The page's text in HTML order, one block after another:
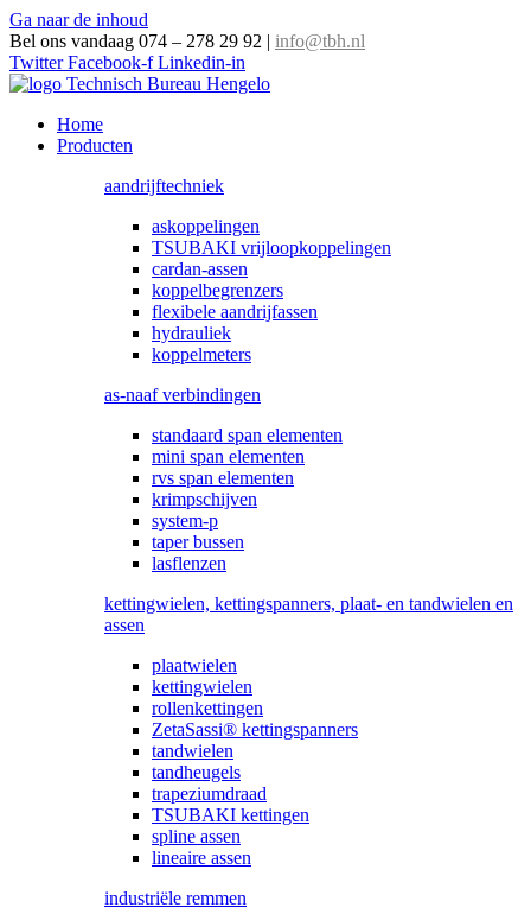
Ga naar de inhoud
Bel ons vandaag 074 – 278 29 92 | info@tbh.nl
Twitter Facebook-f Linkedin-in
Home
Producten
aandrijftechniek
askoppelingen
TSUBAKI vrijloopkoppelingen
cardan-assen
koppelbegrenzers
flexibele aandrijfassen
hydrauliek
koppelmeters
as-naaf verbindingen
standaard span elementen
mini span elementen
rvs span elementen
krimpschijven
system-p
taper bussen
lasflenzen
kettingwielen, kettingspanners, plaat- en tandwielen en
assen
plaatwielen
kettingwielen
rollenkettingen
ZetaSassi® kettingspanners
tandwielen
tandheugels
trapeziumdraad
TSUBAKI kettingen
spline assen
lineaire assen
industriële remmen